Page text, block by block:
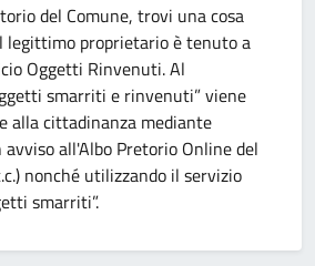
del Comune, trovi una cosa
legittimo proprietario è tenuto a
Oggetti Rinvenuti. Al
smarriti e rinvenuti” viene
alla cittadinanza mediante
all'Albo Pretorio Online del
nonché utilizzando il servizio
smarriti”.